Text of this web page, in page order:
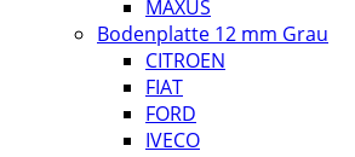
MAXUS
Bodenplatte 12 mm Grau
CITROEN
FIAT
FORD
IVECO